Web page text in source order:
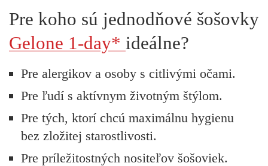
Pre koho sú jednodňové šošovky
Gelone 1-day* ideálne?
Pre alergikov a osoby s citlivými očami.
Pre ľudí s aktívnym životným štýlom.
Pre tých, ktorí chcú maximálnu hygienu
bez zložitej starostlivosti.
Pre príležitostných nositeľov šošoviek.